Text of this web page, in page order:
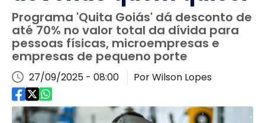
Programa 'Quita Goiás' dá desconto de
até 70% no valor total da dívida para
pessoas físicas, microempresas e
empresas de pequeno porte
27/09/2025 - 08:00 Por Wilson Lopes